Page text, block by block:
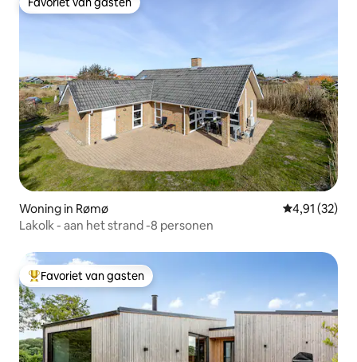
Favoriet van gasten
Woning in Rømø Gemiddelde
4,91 (32)
Lakolk - aan het strand -8 personen
Topfavoriet van gasten
Favoriet van gasten